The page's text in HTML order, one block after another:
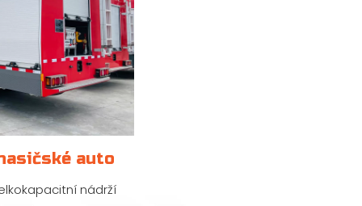
auto
nádrží